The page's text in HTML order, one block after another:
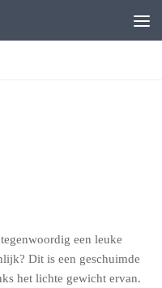
een leuke
Dit is een geschuimde
het lichte gewicht ervan.